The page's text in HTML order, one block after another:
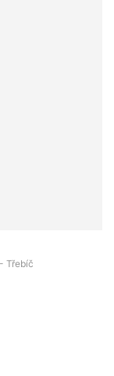
Třebíč